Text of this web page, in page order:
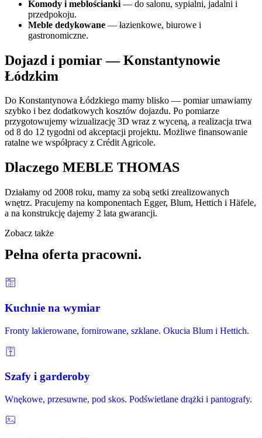
Komody i meblościanki — do salonu, sypialni, jadalni i
przedpokoju.
Meble dedykowane — łazienkowe, biurowe i
gastronomiczne.
Dojazd i pomiar — Konstantynowie
Łódzkim
Do Konstantynowa Łódzkiego mamy blisko — pomiar umawiamy
szybko i bez dodatkowych kosztów dojazdu. Po pomiarze
przygotowujemy wizualizację 3D wraz z wyceną, a realizacja trwa
od 8 do 12 tygodni od akceptacji projektu. Możliwe finansowanie
ratalne we współpracy z Crédit Agricole.
Dlaczego MEBLE THOMAS
Działamy od 2008 roku, mamy za sobą setki zrealizowanych
wnętrz. Pracujemy na komponentach Egger, Blum, Hettich i Häfele,
a na konstrukcję dajemy 2 lata gwarancji.
Zobacz także
Pełna oferta pracowni.
Kuchnie na wymiar
Fronty lakierowane, fornirowane, szklane. Okucia Blum i Hettich.
Szafy i garderoby
Wnękowe, przesuwne, pod skos. Podświetlane drążki i pantografy.